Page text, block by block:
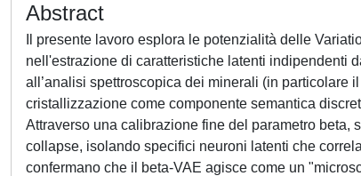
Abstract
Il presente lavoro esplora le potenzialità delle
nell'estrazione di caratteristiche latenti indipendenti
all’analisi spettroscopica dei minerali (in particolare
cristallizzazione come componente semantica
Attraverso una calibrazione fine del parametro
collapse, isolando specifici neuroni latenti che
confermano che il beta-VAE agisce come un